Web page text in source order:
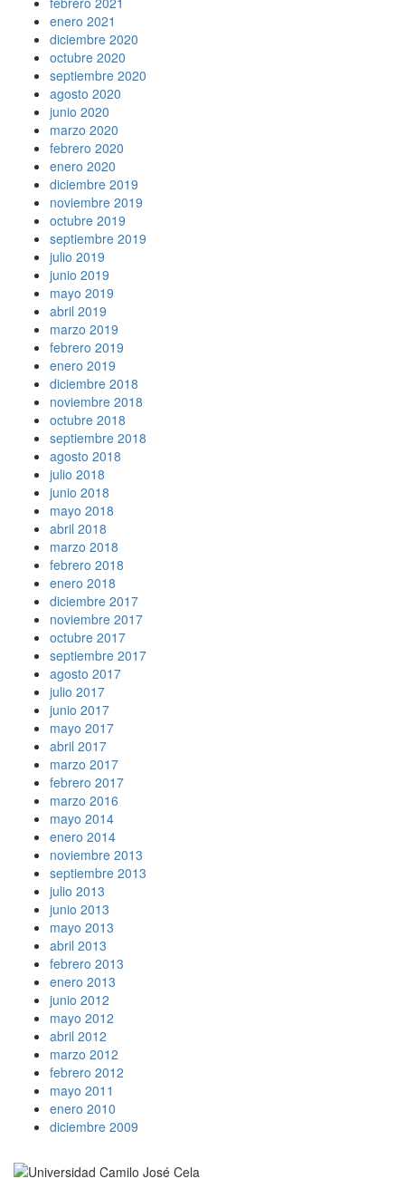
enero 2021
diciembre 2020
octubre 2020
septiembre 2020
agosto 2020
junio 2020
marzo 2020
febrero 2020
enero 2020
diciembre 2019
noviembre 2019
octubre 2019
septiembre 2019
julio 2019
junio 2019
mayo 2019
abril 2019
marzo 2019
febrero 2019
enero 2019
diciembre 2018
noviembre 2018
octubre 2018
septiembre 2018
agosto 2018
julio 2018
junio 2018
mayo 2018
abril 2018
marzo 2018
febrero 2018
enero 2018
diciembre 2017
noviembre 2017
octubre 2017
septiembre 2017
agosto 2017
julio 2017
junio 2017
mayo 2017
abril 2017
marzo 2017
febrero 2017
marzo 2016
mayo 2014
enero 2014
noviembre 2013
septiembre 2013
julio 2013
junio 2013
mayo 2013
abril 2013
febrero 2013
enero 2013
junio 2012
mayo 2012
abril 2012
marzo 2012
febrero 2012
mayo 2011
enero 2010
diciembre 2009